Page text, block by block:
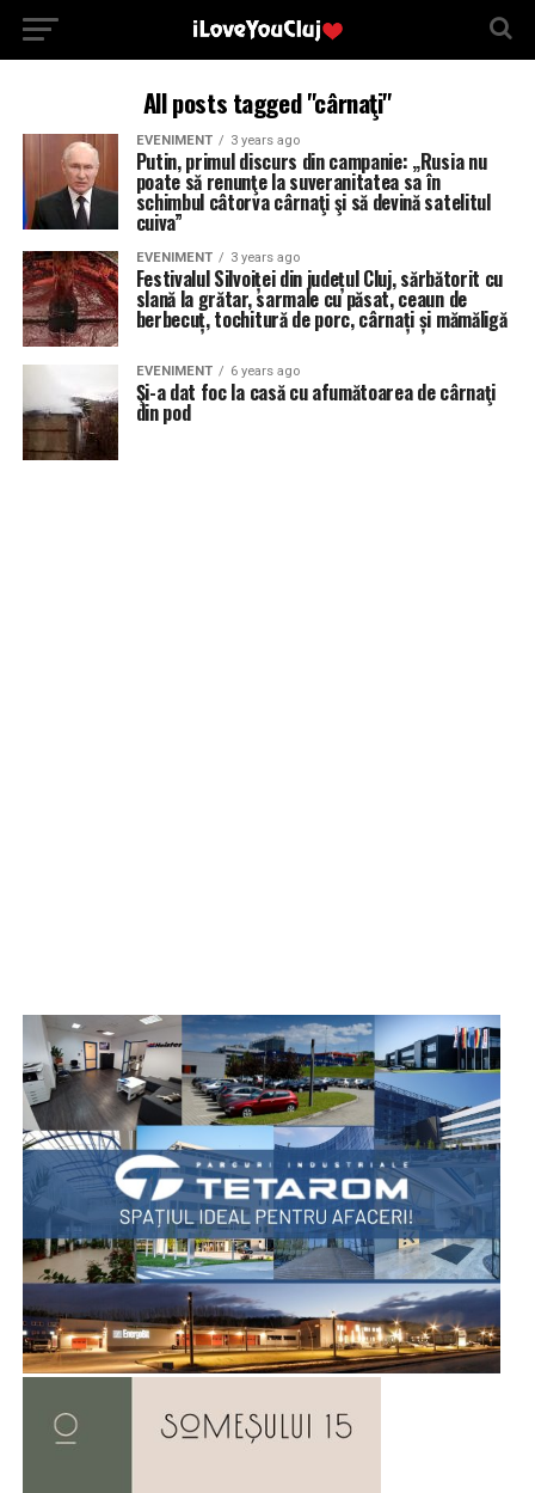
All posts tagged "cârnaţi"
EVENIMENT 3 years ago
Putin, primul discurs din campanie: „Rusia nu
poate să renunţe la suveranitatea sa în
schimbul câtorva cârnaţi şi să devină satelitul
cuiva”
EVENIMENT 3 years ago
Festivalul Silvoiței din județul Cluj, sărbătorit cu
slană la grătar, sarmale cu păsat, ceaun de
berbecuț, tochitură de porc, cârnați și mămăligă
EVENIMENT 6 years ago
Şi-a dat foc la casă cu afumătoarea de cârnaţi
din pod